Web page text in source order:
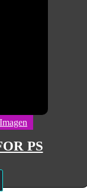
Imagen
PS